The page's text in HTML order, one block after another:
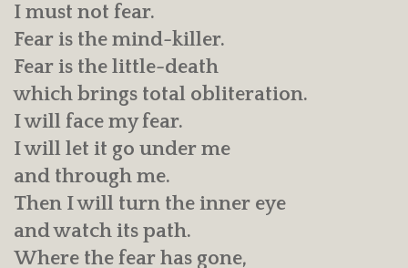
I must not fear.
Fear is the mind-killer.
Fear is the little-death
which brings total obliteration.
I will face my fear.
I will let it go under me
and through me.
Then I will turn the inner eye
and watch its path.
Where the fear has gone,